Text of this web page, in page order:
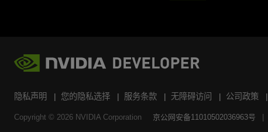
隐私声明 您的隐私选择 服务条款 无障碍访问 公司政策
Copyright © 2026 NVIDIA Corporation 京公网安备11010502036963号